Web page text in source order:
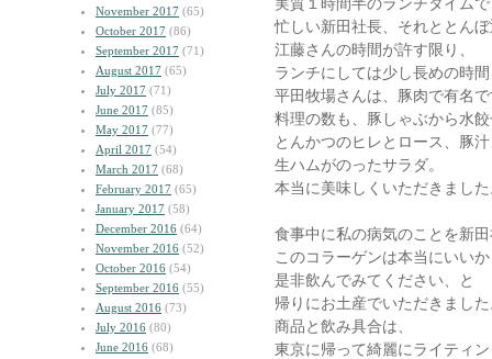
November 2017 (65)
October 2017 (86)
September 2017 (71)
August 2017 (65)
July 2017 (71)
June 2017 (85)
May 2017 (77)
April 2017 (54)
March 2017 (68)
February 2017 (65)
January 2017 (58)
December 2016 (64)
November 2016 (52)
October 2016 (54)
September 2016 (55)
August 2016 (73)
July 2016 (80)
June 2016 (68)
忙しい新田社長、それととん
江藤さんの時間が許す限り、
ランチにしては少し長めの時
平田牧場さんは、豚肉で有名
料理の数も、豚しゃぶから水
とんかつのヒレとロース、豚
生ハムがのったサラダ。
本当に美味しくいただきまし
食事中に私の病気のことを新
このコラーゲンは本当にいい
是非飲んでみてください、と
帰りにお土産でいただきまし
商品と飲み具合は、
東京に帰って綺麗にライティ